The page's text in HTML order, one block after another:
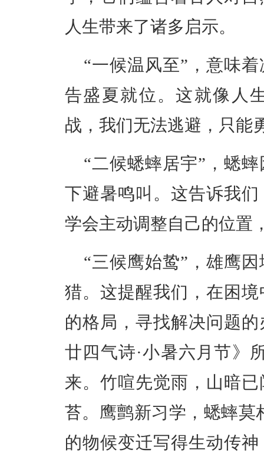
人生带来了诸多启示。
“一候温风至”，意味
告盛夏就位。这就像人
战，我们无法逃避，只能
“二候蟋蟀居宇”，蟋
下避暑鸣叫。这告诉我
学会主动调整自己的位置
“三候鹰始鸷”，雄鹰
猎。这提醒我们，在困
的格局，寻找解决问题
廿四气诗·小暑六月节》
来。竹喧先觉雨，山暗
苔。鹰鹯新习学，蟋蟀莫
的物候变迁写得生动传